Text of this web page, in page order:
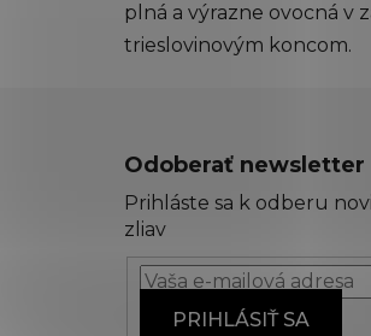
plná a výrazne ovocná v
trieslovinovým koncom.
Odoberať newsletter
Prihláste sa k odberu
zliav
PRIHLÁSIŤ SA